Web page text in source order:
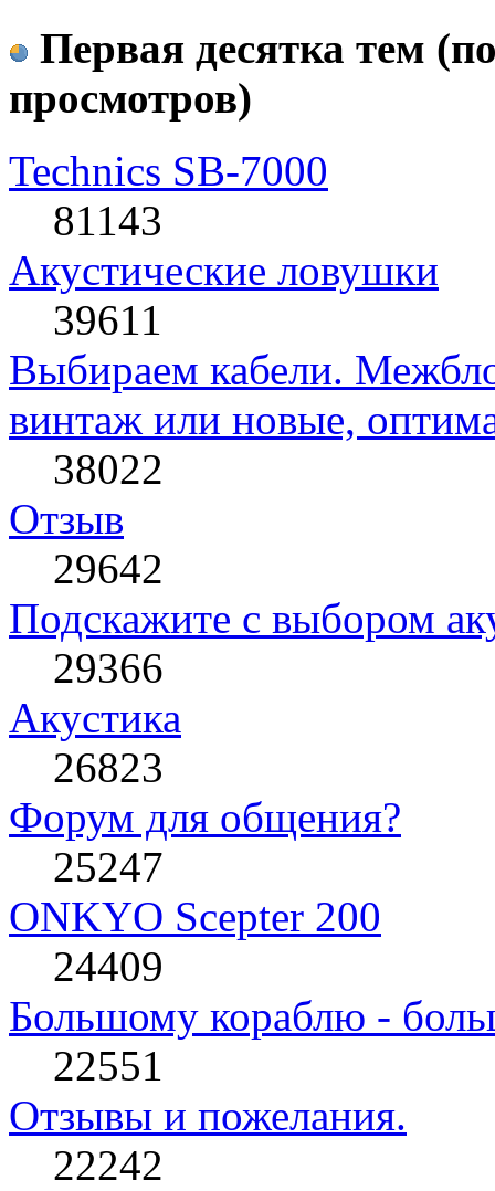
Первая десятка тем
просмотров)
Technics SB-7000
81143
Акустические ловушки
39611
Выбираем кабели.
винтаж или новые,
38022
Отзыв
29642
Подскажите с выбором
29366
Акустика
26823
Форум для общения?
25247
ONKYO Scepter 200
24409
Большому кораблю -
22551
Отзывы и пожелания.
22242